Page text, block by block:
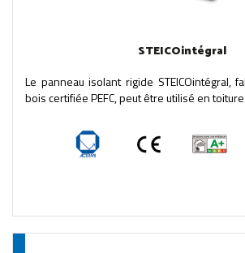
STEICOintégral
Le panneau isolant rigide STEICOintégral,
bois certifiée PEFC, peut être utilisé en